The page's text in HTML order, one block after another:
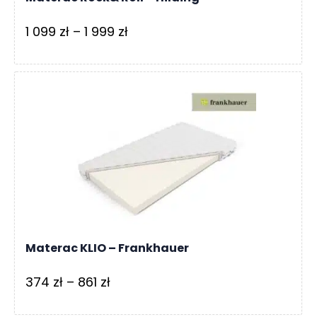
1 099 zł – 1 999 złZakres
od
do
Materac KLIO – Frankhauer
374 zł – 861 złZakres